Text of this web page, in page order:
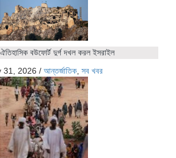
ঐতিহাসিক বউফোর্ট দুর্গ দখল করল ইসরাইল
31, 2026 / আন্তর্জাতিক, সব খবর